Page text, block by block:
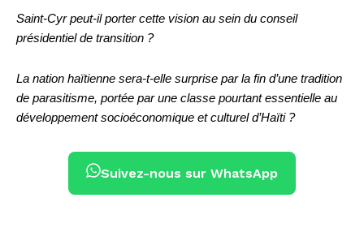
Saint-Cyr peut-il porter cette vision au sein du conseil
présidentiel de transition ?
La nation haïtienne sera-t-elle surprise par la fin d’une tradition
de parasitisme, portée par une classe pourtant essentielle au
développement socioéconomique et culturel d’Haïti ?
Suivez-nous sur WhatsApp